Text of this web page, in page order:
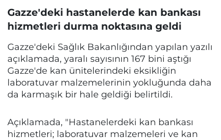
Gazze'deki hastanelerde kan bankası
hizmetleri durma noktasına geldi
Gazze'deki Sağlık Bakanlığından yapılan yazılı
açıklamada, yaralı sayısının 167 bini aştığı
Gazze'de kan ünitelerindeki eksikliğin
laboratuvar malzemelerinin yokluğunda daha
da karmaşık bir hale geldiği belirtildi.
Açıklamada, "Hastanelerdeki kan bankası
hizmetleri; laboratuvar malzemeleri ve kan